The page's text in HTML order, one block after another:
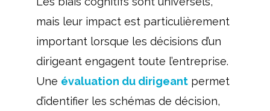
mais leur impact est particulièrement
important lorsque les décisions d’un
dirigeant engagent toute l’entreprise.
Une évaluation du dirigeantpermet
d’identifier les schémas de décision,